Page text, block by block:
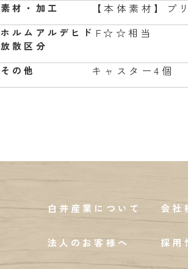
素材・加工 【本体素材】プ
ホルムアルデヒド
放散区分
F☆☆相当
その他 キャスター4個
白井産業について
法人のお客様へ
会社
採用